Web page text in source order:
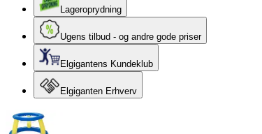
Lageroprydning
Ugens tilbud - og andre gode priser
Elgigantens Kundeklub
Elgiganten Erhverv